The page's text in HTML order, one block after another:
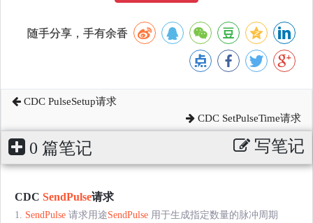
随手分享，手有余香
CDC PulseSetup请求
CDC SetPulseTime请求
0 篇笔记 写笔记
CDC SendPulse请求
1. SendPulse 请求用途SendPulse 用于生成指定数量的脉冲周期